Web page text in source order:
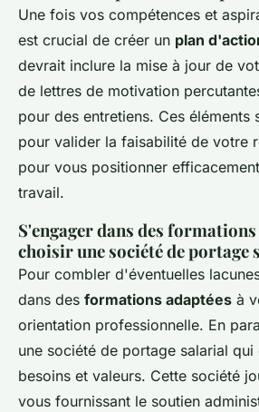
Une fois vos compétences et
est crucial de créer un plan
devrait inclure la mise à jour de
de lettres de motivation
pour des entretiens. Ces éléments
pour valider la faisabilité de votre
pour vous positionner
travail.
S'engager dans des
choisir une société de portage
Pour combler d'éventuelles
dans des formations adaptées à
orientation professionnelle. En
une société de portage salarial
besoins et valeurs. Cette société
vous fournissant le soutien